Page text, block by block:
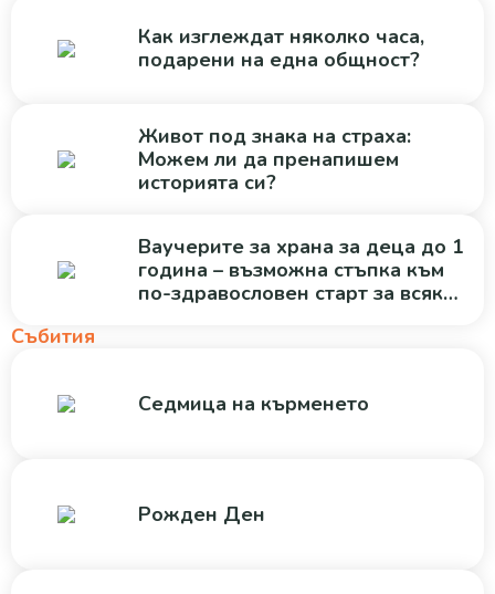
Как изглеждат няколко часа,
подарени на една общност?
Живот под знака на страха:
Можем ли да пренапишем
историята си?
Ваучерите за храна за деца до 1
година – възможна стъпка към
по-здравословен старт за всяко
Събития
Седмица на кърменето
Рожден Ден